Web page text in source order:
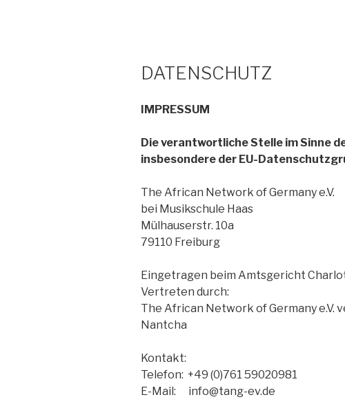
DATENSCHUTZ
IMPRESSUM
Die verantwortliche Stelle im Sinne
insbesondere der EU-
The African Network of Germany e.V.
bei Musikschule Haas
Mülhauserstr. 10a
79110 Freiburg
Eingetragen beim Amtsgericht
Vertreten durch:
The African Network of Germany e.V.
Nantcha
Kontakt:
Telefon: +49 (0)761 59020981
E-Mail: info@tang-ev.de